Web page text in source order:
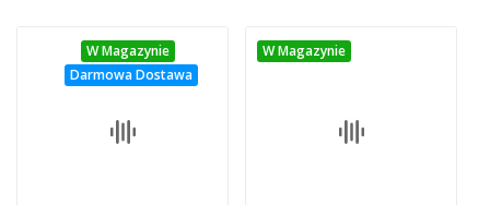
W Magazynie
Darmowa Dostawa
W Magazynie